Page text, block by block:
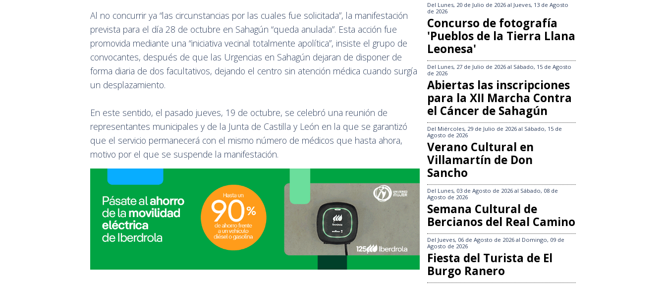
Al no concurrir ya “las circunstancias por las cuales fue solicitada”, la manifestación
prevista para el día 28 de octubre en Sahagún “queda anulada”. Esta acción fue
promovida mediante una “iniciativa vecinal totalmente apolítica”, insiste el grupo de
convocantes, después de que las Urgencias en Sahagún dejaran de disponer de
forma diaria de dos facultativos, dejando el centro sin atención médica cuando surgía
un desplazamiento.
En este sentido, el pasado jueves, 19 de octubre, se celebró una reunión de
representantes municipales y de la Junta de Castilla y León en la que se garantizó
que el servicio permanecerá con el mismo número de médicos que hasta ahora,
motivo por el que se suspende la manifestación.
Del Lunes, 20 de Julio de 2026 al Jueves, 13 de Agosto
de 2026
Concurso de fotografía
'Pueblos de la Tierra Llana
Leonesa'
Del Lunes, 27 de Julio de 2026 al Sábado, 15 de Agosto
de 2026
Abiertas las inscripciones
para la XII Marcha Contra
el Cáncer de Sahagún
Del Miércoles, 29 de Julio de 2026 al Sábado, 15 de
Agosto de 2026
Verano Cultural en
Villamartín de Don
Sancho
Del Lunes, 03 de Agosto de 2026 al Sábado, 08 de
Agosto de 2026
Semana Cultural de
Bercianos del Real Camino
Del Jueves, 06 de Agosto de 2026 al Domingo, 09 de
Agosto de 2026
Fiesta del Turista de El
Burgo Ranero